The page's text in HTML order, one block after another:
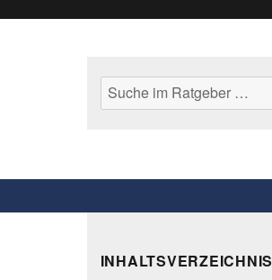
Suche
nach:
INHALTSVERZEICHNIS